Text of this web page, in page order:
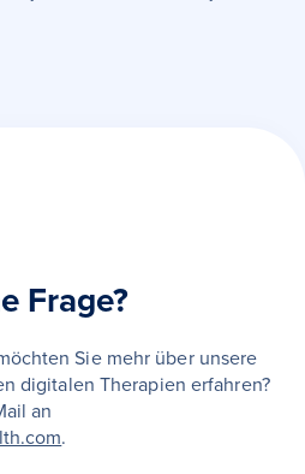
Frage?
Sie mehr über unsere
digitalen Therapien erfahren?
an
.